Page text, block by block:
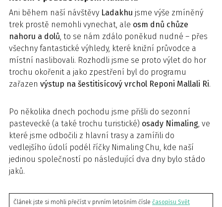
Ani během naší návštěvy Ladakhu jsme výše zmíněný
trek prostě nemohli vynechat, ale osm dnů chůze
nahoru a dolů, to se nám zdálo poněkud nudné – přes
všechny fantastické výhledy, které knižní průvodce a
místní naslibovali. Rozhodli jsme se proto výlet do hor
trochu okořenit a jako zpestření byl do programu
zařazen výstup na šestitisícový vrchol Reponi Mallali Ri.
Po několika dnech pochodu jsme přišli do sezonní
pastevecké (a také trochu turistické) osady Nimaling, ve
které jsme odbočili z hlavní trasy a zamířili do
vedlejšího údolí podél říčky Nimaling Chu, kde naší
jedinou společností po následující dva dny bylo stádo
jaků.
Článek jste si mohli přečíst v prvním letošním čísle časopisu Svět